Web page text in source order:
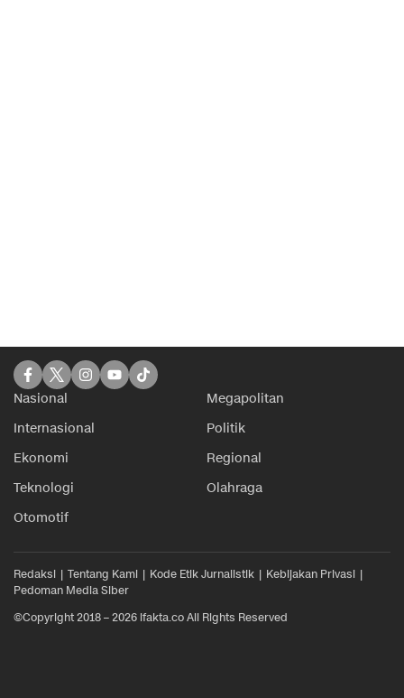
Nasional
Megapolitan
Internasional
Politik
Ekonomi
Regional
Teknologi
Olahraga
Otomotif
Redaksi Tentang Kami Kode Etik Jurnalistik
Kebijakan Privasi
Pedoman Media Siber
©Copyright 2018 – 2026 ifakta.co All Rights Reserved